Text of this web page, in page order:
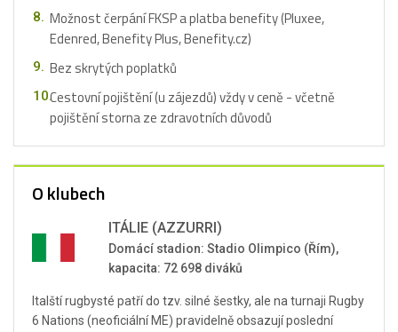
Možnost čerpání FKSP a platba benefity (Pluxee,
Edenred, Benefity Plus, Benefity.cz)
Bez skrytých poplatků
Cestovní pojištění (u zájezdů) vždy v ceně - včetně
pojištění storna ze zdravotních důvodů
O klubech
ITÁLIE (AZZURRI)
Domácí stadion: Stadio Olimpico (Řím),
kapacita: 72 698 diváků
Italští rugbysté patří do tzv. silné šestky, ale na turnaji Rugby
6 Nations (neoficiální ME) pravidelně obsazují poslední